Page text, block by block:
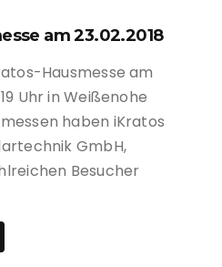
am 23.02.2018
Hausmesse am
Uhr in Weißenohe
haben iKratos
GmbH,
Besucher